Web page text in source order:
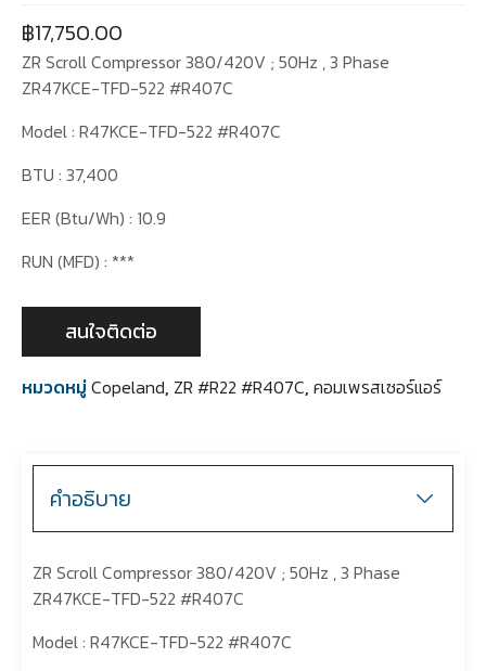
฿17,750.00
ZR Scroll Compressor 380/420V ; 50Hz , 3 Phase
ZR47KCE-TFD-522 #R407C
Model : R47KCE-TFD-522 #R407C
BTU : 37,400
EER (Btu/Wh) : 10.9
RUN (MFD) : ***
สนใจติดต่อ
หมวดหมู่Copeland, ZR #R22 #R407C, คอมเพรสเซอร์แอร์
คำอธิบาย
ZR Scroll Compressor 380/420V ; 50Hz , 3 Phase
ZR47KCE-TFD-522 #R407C
Model : R47KCE-TFD-522 #R407C